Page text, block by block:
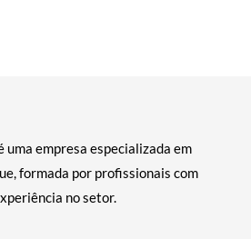
empresa especializada em
formada por profissionais com
no setor.